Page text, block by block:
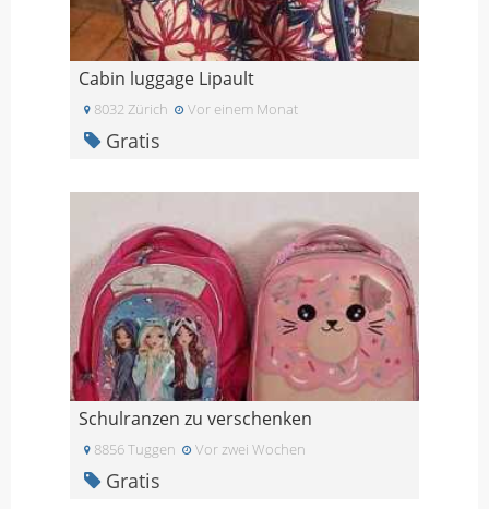
Cabin luggage Lipault
8032 Zürich Vor einem Monat
Gratis
Schulranzen zu verschenken
8856 Tuggen Vor zwei Wochen
Gratis